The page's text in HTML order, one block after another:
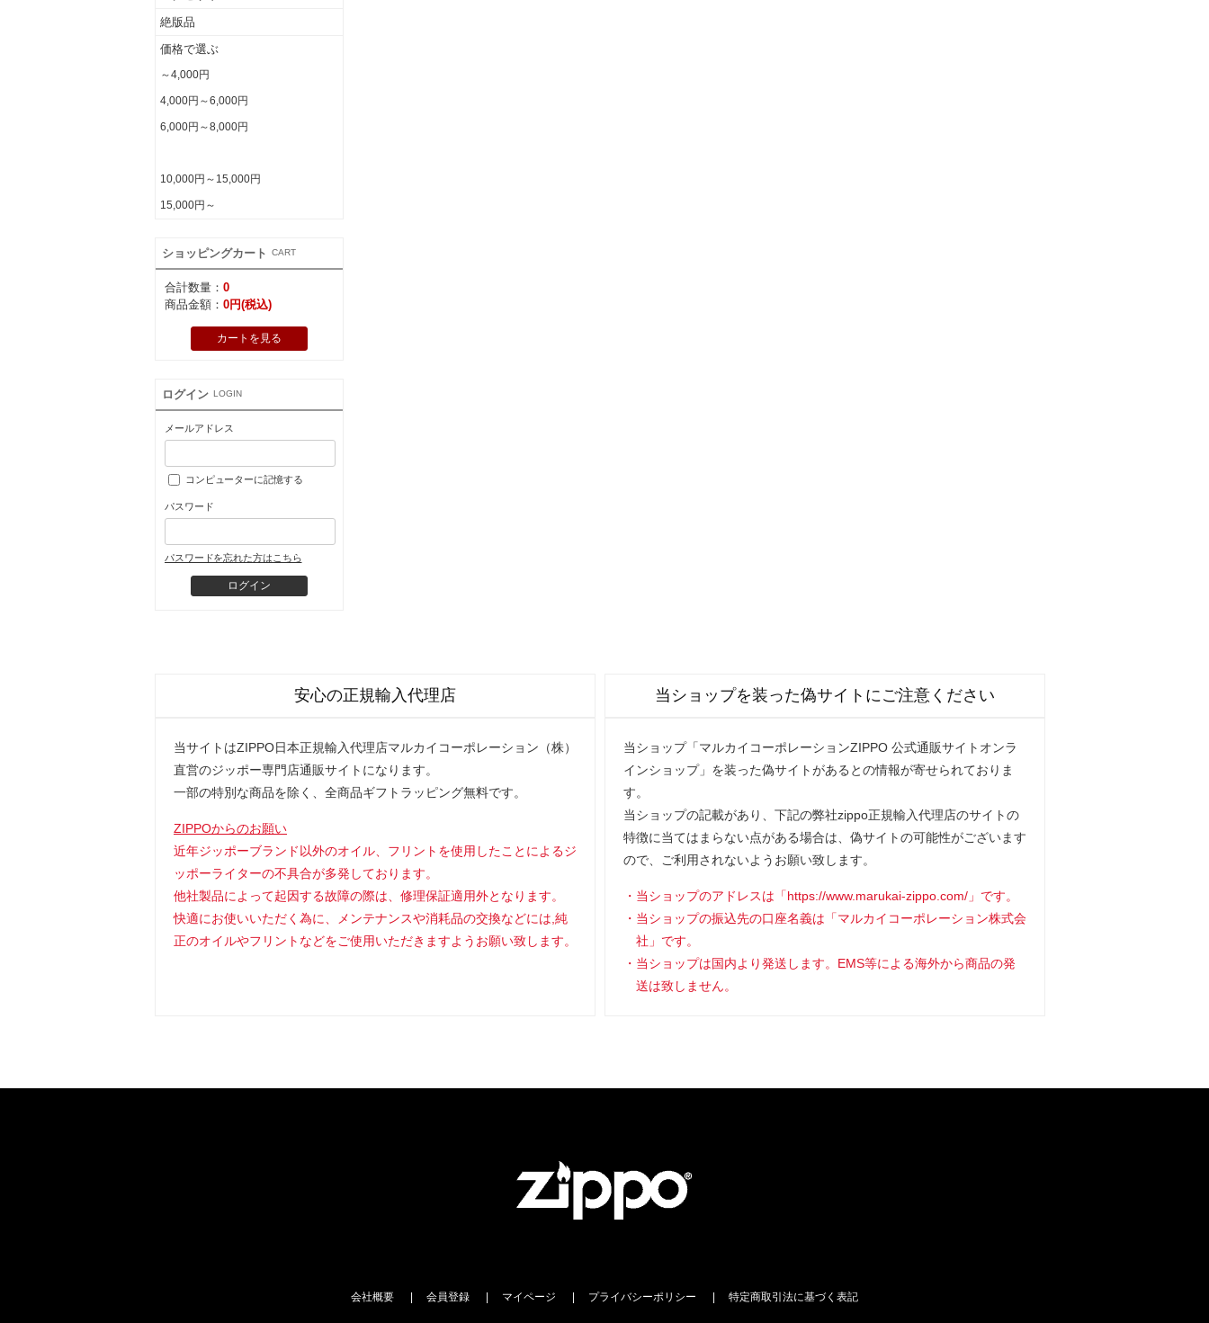
絶版品
価格で選ぶ
～4,000円
4,000円～6,000円
6,000円～8,000円
10,000円～15,000円
15,000円～
ショッピングカート CART
合計数量： 0
商品金額： 0円(税込)
カートを見る
ログイン LOGIN
メールアドレス
コンピューターに記憶する
パスワード
パスワードを忘れた方はこちら
安心の正規輸入代理店
当サイトはZIPPO日本正規輸入代理店マルカイコーポレーション（株）
直営のジッポー専門店通販サイトになります。
一部の特別な商品を除く、全商品ギフトラッピング無料です。
ZIPPOからのお願い
近年ジッポーブランド以外のオイル、フリントを使用したことによるジ
ッポーライターの不具合が多発しております。
他社製品によって起因する故障の際は、修理保証適用外となります。
快適にお使いいただく為に、メンテナンスや消耗品の交換などには,純
正のオイルやフリントなどをご使用いただきますようお願い致します。
当ショップを装った偽サイトにご注意ください
当ショップ「マルカイコーポレーションZIPPO 公式通販サイトオンラ
インショップ」を装った偽サイトがあるとの情報が寄せられておりま
す。
当ショップの記載があり、下記の弊社zippo正規輸入代理店のサイトの
特徴に当てはまらない点がある場合は、偽サイトの可能性がございます
ので、ご利用されないようお願い致します。
当ショップのアドレスは「https://www.marukai-zippo.com/」です。
当ショップの振込先の口座名義は「マルカイコーポレーション株式会
社」です。
当ショップは国内より発送します。EMS等による海外から商品の発
送は致しません。
会社概要 会員登録 マイページ プライバシーポリシー 特定商取引法に基づく表記